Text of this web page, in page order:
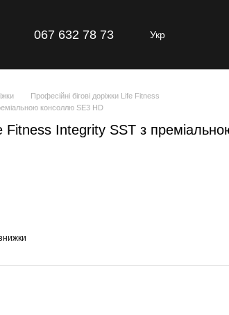
067 632 78 73 Укр
Професійні бігові доріжки Life Fitness
консоллю SE3 HD
Fitness Integrity SST з